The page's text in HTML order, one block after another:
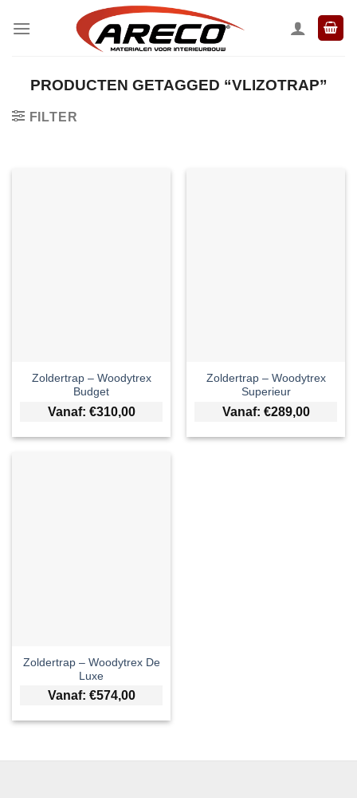
naar
PRODUCTEN GETAGGED “VLIZOTRAP”
FILTER
Zoldertrap – Woodytrex
Budget
Vanaf: €310,00
Zoldertrap – Woodytrex
Superieur
Vanaf: €289,00
Zoldertrap – Woodytrex De
Luxe
Vanaf: €574,00